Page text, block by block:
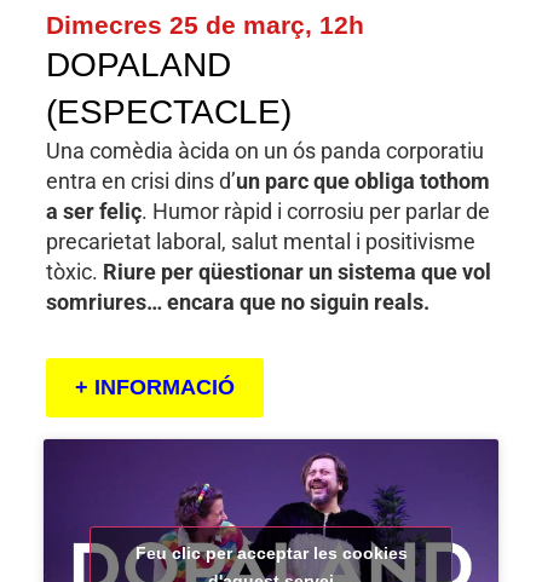
Dimecres 25 de març, 12h
DOPALAND
(ESPECTACLE)
Una comèdia àcida on un ós panda corporatiu
entra en crisi dins d’un parc que obliga tothom
a ser feliç. Humor ràpid i corrosiu per parlar de
precarietat laboral, salut mental i positivisme
tòxic. Riure per qüestionar un sistema que vol
somriures… encara que no siguin reals.
+ INFORMACIÓ
Feu clic per acceptar les cookies